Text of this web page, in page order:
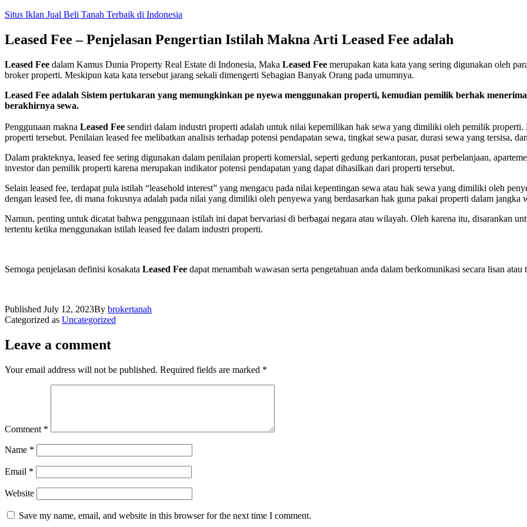
Skip
content
Situs Iklan Jual Beli Tanah Terbaik di Indonesia
Leased Fee – Penjelasan Pengertian Istilah Makna Arti Leased Fee adalah
Leased Fee dalam Kamus Dunia Property Real Estate di Indonesia, Maka Leased Fee merupakan kata kata yang sering digunakan oleh
broker properti. Meskipun kata kata tersebut jarang sekali dimengerti Sebagian Banyak Orang pada umumnya.
Leased Fee adalah Sistem pertukaran yang memungkinkan pe nyewa menggunakan properti, kemudian pemilik berhak
berakhirnya sewa.
Penggunaan makna Leased Fee sendiri dalam industri properti adalah untuk nilai kepemilikan hak sewa yang dimiliki oleh pemilik properti.
properti tersebut. Penilaian leased fee melibatkan analisis terhadap potensi pendapatan sewa, tingkat sewa pasar, durasi sewa yang tersisa,
Dalam prakteknya, leased fee sering digunakan dalam penilaian properti komersial, seperti gedung perkantoran, pusat perbelanjaan,
investor dan pemilik properti karena merupakan indikator potensi pendapatan yang dapat dihasilkan dari properti tersebut.
Selain leased fee, terdapat pula istilah “leasehold interest” yang mengacu pada nilai kepentingan sewa atau hak sewa yang dimiliki oleh
dengan leased fee, di mana fokusnya adalah pada nilai yang dimiliki oleh penyewa yang berdasarkan hak guna pakai properti dalam jangka
Namun, penting untuk dicatat bahwa penggunaan istilah ini dapat bervariasi di berbagai negara atau wilayah. Oleh karena itu, disarankan
tertentu ketika menggunakan istilah leased fee dalam industri properti.
Semoga penjelasan definisi kosakata Leased Fee dapat menambah wawasan serta pengetahuan anda dalam berkomunikasi secara lisan atau
Published July 12, 2023By brokertanah
Categorized as Uncategorized
Leave a comment
Your email address will not be published. Required fields are marked *
Comment *
Name *
Email *
Website
Save my name, email, and website in this browser for the next time I comment.